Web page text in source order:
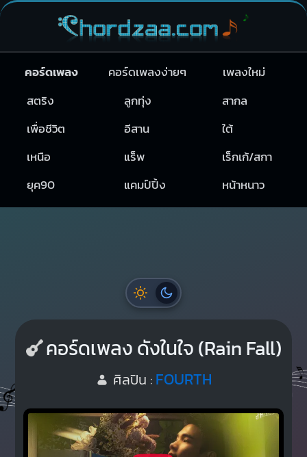
คอร์ดเพลง คอร์ดเพลงง่ายๆ
เพลงใหม่
สตริง
ลูกทุ่ง
สากล
เพื่อชีวิต
อีสาน
ใต้
เหนือ
แร็พ
เร็กเก้/สกา
ยุค90
แคมป์ปิ้ง หน้าหนาว
คอร์ดเพลง ดังในใจ (Rain Fall)
ศิลปิน : FOURTH